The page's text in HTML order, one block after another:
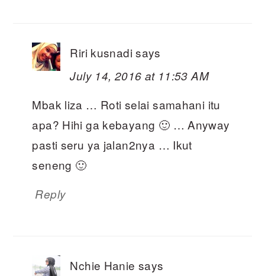
Riri kusnadi says
July 14, 2016 at 11:53 AM
Mbak liza … Roti selai samahani itu
apa? Hihi ga kebayang 🙂 … Anyway
pasti seru ya jalan2nya … Ikut
seneng 🙂
Reply
Nchie Hanie says